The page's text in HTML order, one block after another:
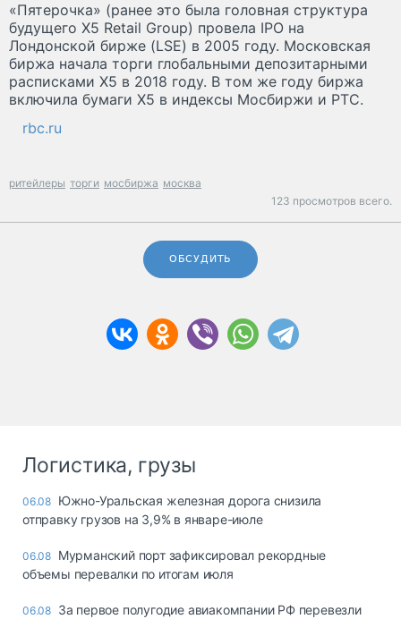
«Пятерочка» (ранее это была головная структура
будущего X5 Retail Group) провела IPO на
Лондонской бирже (LSE) в 2005 году. Московская
биржа начала торги глобальными депозитарными
расписками Х5 в 2018 году. В том же году биржа
включила бумаги X5 в индексы Мосбиржи и РТС.
rbc.ru
ритейлеры торги мосбиржа москва
123 просмотров всего.
ОБСУДИТЬ
Логистика, грузы
06.08 Южно-Уральская железная дорога снизила
отправку грузов на 3,9% в январе-июле
06.08 Мурманский порт зафиксировал рекордные
объемы перевалки по итогам июля
06.08 За первое полугодие авиакомпании РФ перевезли